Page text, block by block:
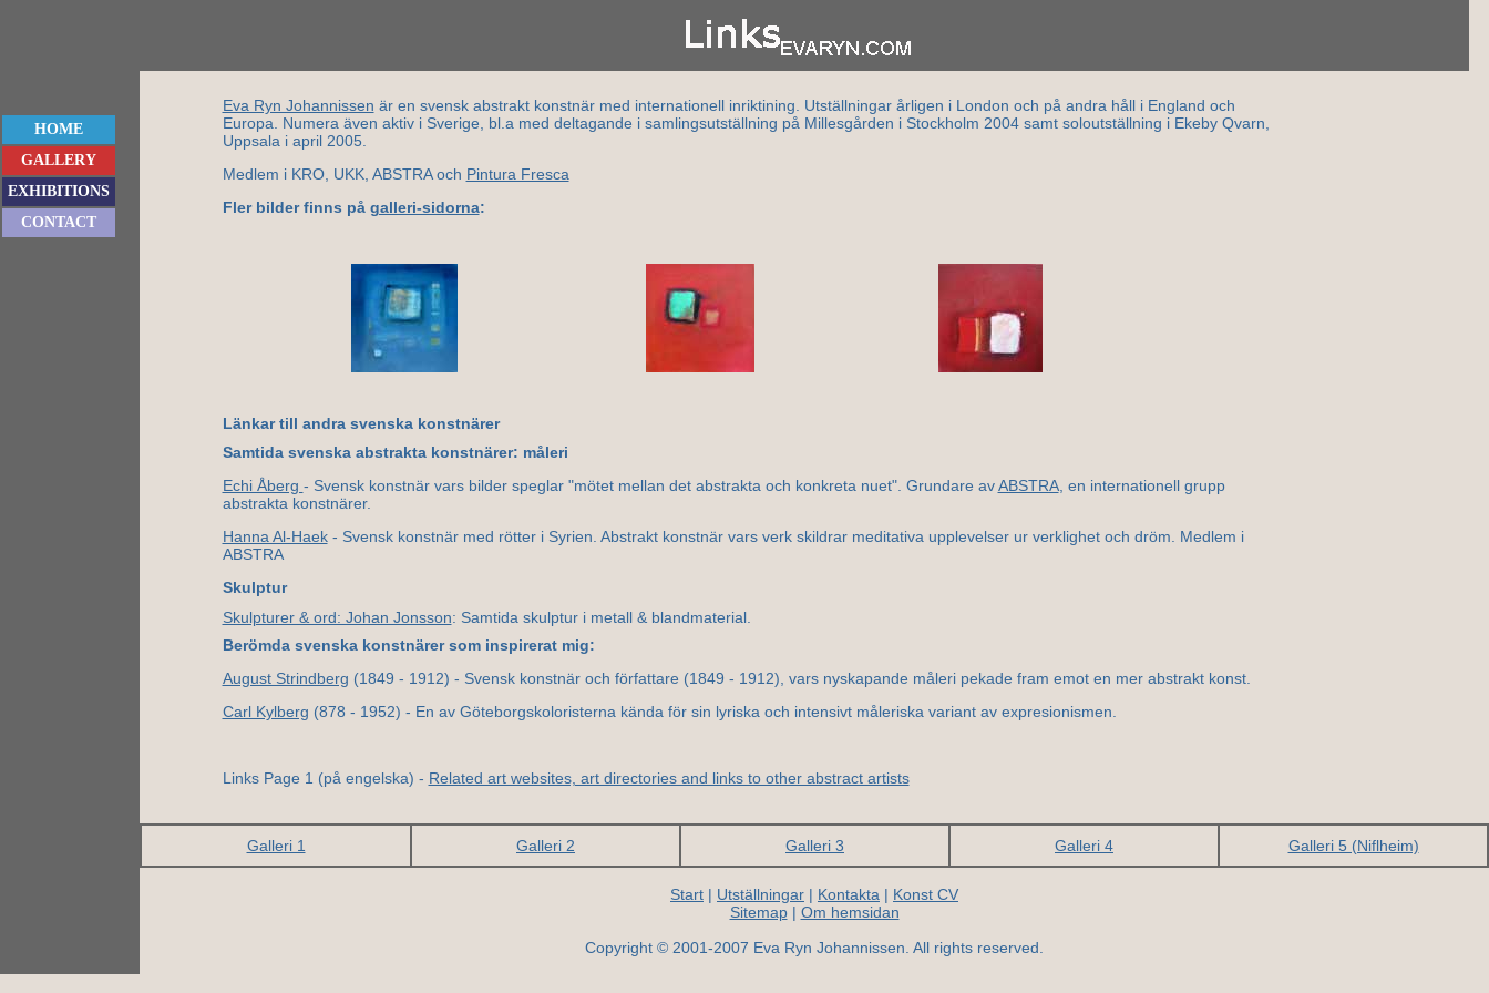
HOME
GALLERY
EXHIBITIONS
CONTACT
Eva Ryn Johannissen är en svensk abstrakt konstnär med internationell inriktining. Utställningar årligen i London och på andra håll i England och
Europa. Numera även aktiv i Sverige, bl.a med deltagande i samlingsutställning på Millesgården i Stockholm 2004 samt soloutställning i Ekeby Qvarn,
Uppsala i april 2005.
Medlem i KRO, UKK, ABSTRA och Pintura Fresca
Fler bilder finns på galleri-sidorna:
Länkar till andra svenska konstnärer
Samtida svenska abstrakta konstnärer: måleri
Echi Åberg - Svensk konstnär vars bilder speglar "mötet mellan det abstrakta och konkreta nuet". Grundare avABSTRA, en internationell grupp
abstrakta konstnärer.
Hanna Al-Haek- Svensk konstnär med rötter i Syrien. Abstrakt konstnär vars verk skildrar meditativa upplevelser ur verklighet och dröm. Medlem i
ABSTRA
Skulptur
Skulpturer & ord: Johan Jonsson: Samtida skulptur i metall & blandmaterial.
Berömda svenska konstnärer som inspirerat mig:
August Strindberg (1849 - 1912) - Svensk konstnär och författare (1849 - 1912), vars nyskapande måleri pekade fram emot en mer abstrakt konst.
Carl Kylberg (878 - 1952) - En av Göteborgskoloristerna kända för sin lyriska och intensivt måleriska variant av expresionismen.
Links Page 1 (på engelska) - Related art websites, art directories and links to other abstract artists
Galleri 1 Galleri 2 Galleri 3 Galleri 4 Galleri 5 (Niflheim)
Start | Utställningar | Kontakta | Konst CV
Sitemap| Om hemsidan
Copyright © 2001-2007 Eva Ryn Johannissen. All rights reserved.